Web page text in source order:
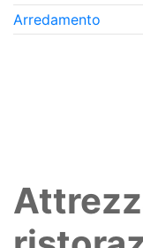
Arredamento